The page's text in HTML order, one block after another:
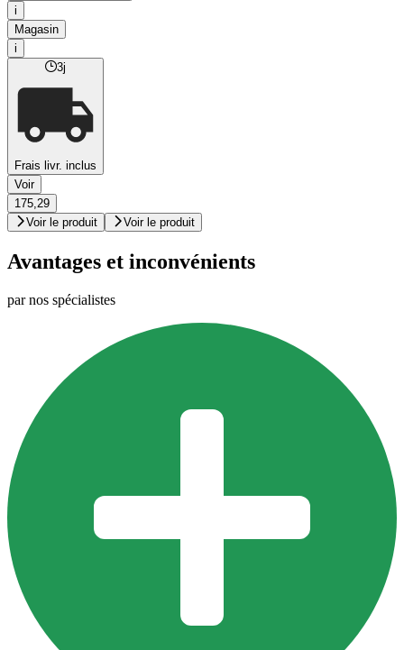
i
Magasin
i
3j
Frais livr. inclus
Voir
175,29
Voir le produit
Voir le produit
Avantages et inconvénients
par nos spécialistes